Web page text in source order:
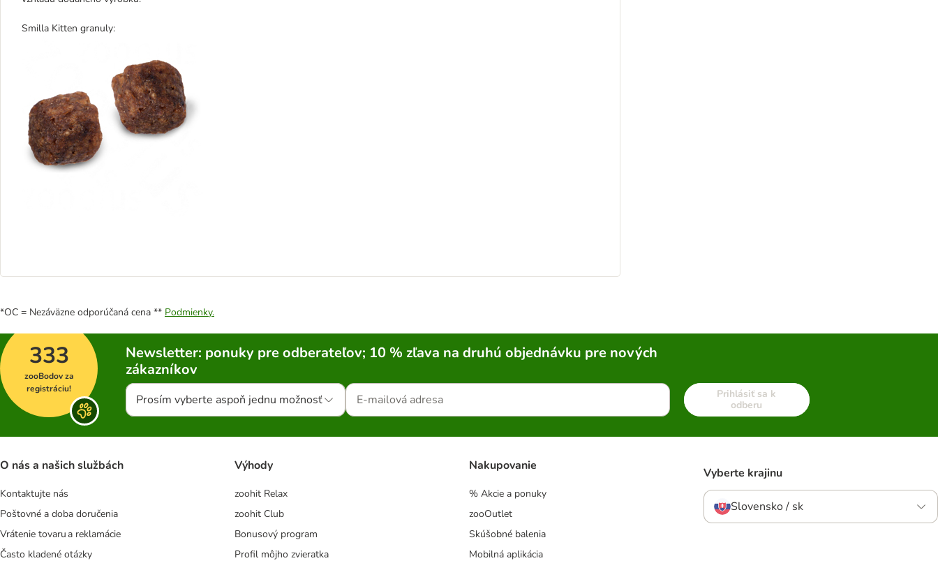
Smilla Kitten granuly:
*OC = Nezáväzne odporúčaná cena ** Podmienky.
333
zooBodov za
registráciu!
Newsletter: ponuky pre odberateľov; 10 % zľava na druhú objednávku pre nových
zákazníkov
Prosím vyberte aspoň jednu možnosť
Prihlásiť sa k
odberu
O nás a našich službách
Kontaktujte nás
Poštovné a doba doručenia
Vrátenie tovaru a reklamácie
Často kladené otázky
Výhody
zoohit Relax
zoohit Club
Bonusový program
Profil môjho zvieratka
Nakupovanie
% Akcie a ponuky
zooOutlet
Skúšobné balenia
Mobilná aplikácia
Vyberte krajinu
Slovensko / sk